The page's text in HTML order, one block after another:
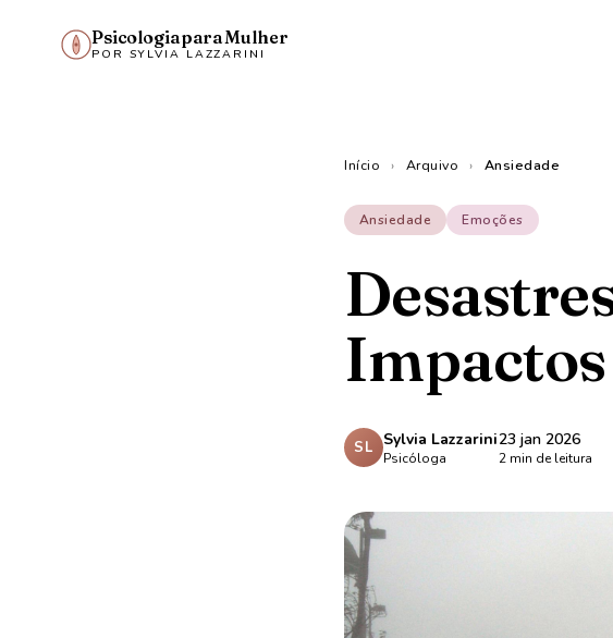
Psicologia para Mulher
POR SYLVIA LAZZARINI
Início › Arquivo › Ansiedade
Ansiedade Emoções
SL Sylvia Lazzarini
Psicóloga
23 jan 2026
2 min de leitura